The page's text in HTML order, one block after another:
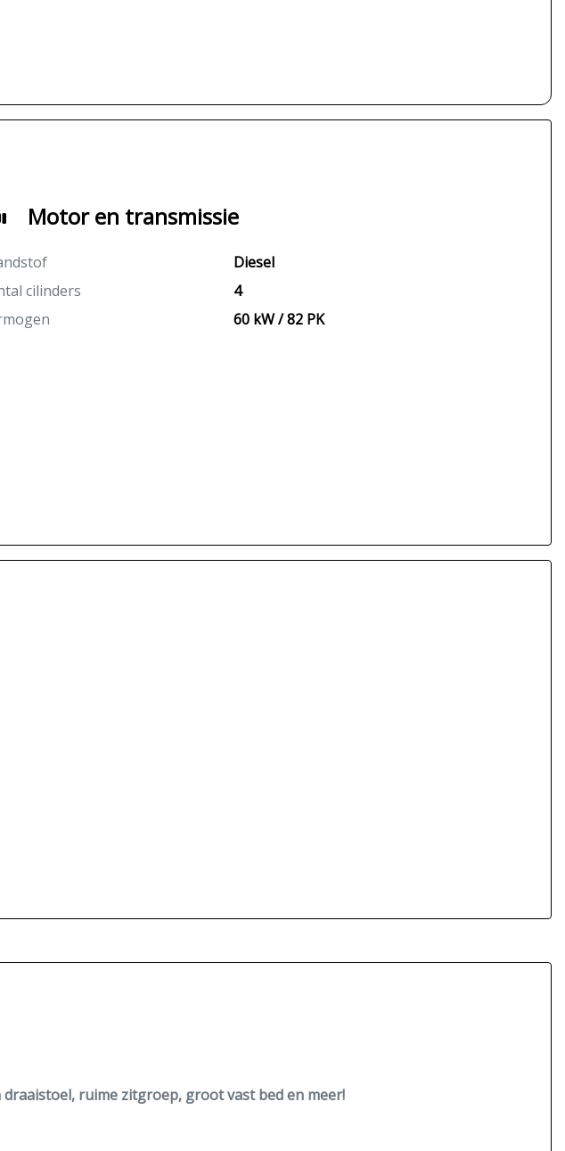
Motor en transmissie
Diesel
cilinders
4
60 kW / 82 PK
ruime zitgroep, groot vast bed en meer!